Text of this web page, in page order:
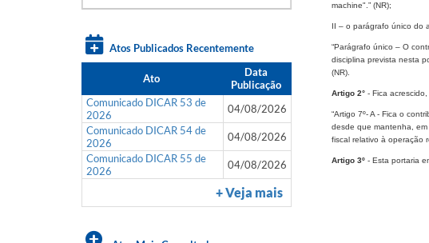
Atos Publicados Recentemente
Ato
Data
Publicação
Comunicado DICAR 53 de
2026
04/08/2026
Comunicado DICAR 54 de
2026
04/08/2026
Comunicado DICAR 55 de
2026
04/08/2026
+ Veja mais
machine".” (NR);
II – o parágrafo único do
“Parágrafo único – O
disciplina prevista nesta
(NR).
Artigo 2°- Fica acrescido,
“Artigo 7º- A - Fica o
desde que mantenha,
fiscal relativo à operação
Artigo 3º- Esta portaria